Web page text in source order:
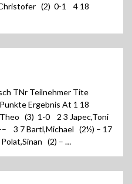
(2) 0-1 4 18
TNr Teilnehmer Tite
Ergebnis At 1 18
(3) 1-0 2 3 Japec,Toni
3 7 Bartl,Michael (2½) – 17
(2) – …